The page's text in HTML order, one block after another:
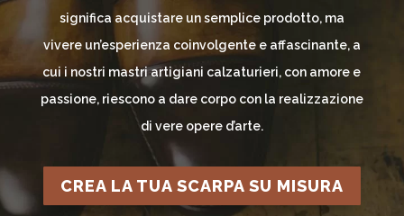
significa acquistare un semplice prodotto, ma
vivere un’esperienza coinvolgente e affascinante, a
cui i nostri mastri artigiani calzaturieri, con amore e
passione, riescono a dare corpo con la realizzazione
di vere opere d’arte.
CREA LA TUA SCARPA SU MISURA